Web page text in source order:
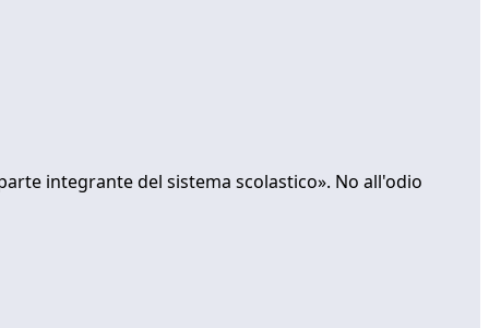
integrante del sistema scolastico». No all'odio